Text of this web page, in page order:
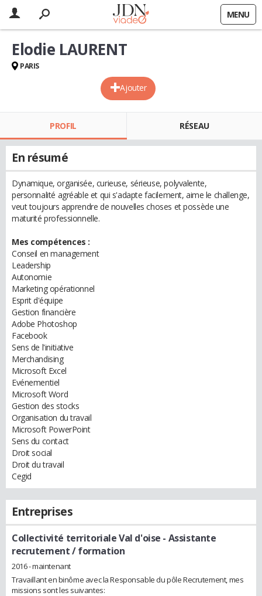
MENU
Ajouter
Elodie LAURENT
PARIS
PROFIL RÉSEAU
En résumé
Dynamique, organisée, curieuse, sérieuse, polyvalente,
personnalité agréable et qui s'adapte facilement, aime le challenge,
veut toujours apprendre de nouvelles choses et possède une
maturité professionnelle.
Mes compétences :
Conseil en management
Leadership
Autonomie
Marketing opérationnel
Esprit d'équipe
Gestion financière
Adobe Photoshop
Facebook
Sens de l'initiative
Merchandising
Microsoft Excel
Evénementiel
Microsoft Word
Gestion des stocks
Organisation du travail
Microsoft PowerPoint
Sens du contact
Droit social
Droit du travail
Cegid
Entreprises
Collectivité territoriale Val d'oise - Assistante
recrutement / formation
2016 - maintenant
Travaillant en binôme avec la Responsable du pôle Recrutement, mes
missions sont les suivantes: